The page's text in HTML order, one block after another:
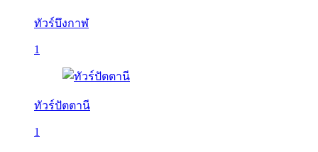
ทัวร์บึงกาฬ
1
ทัวร์ปัตตานี
1